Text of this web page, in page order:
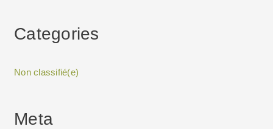
Categories
Non classifié(e)
Meta